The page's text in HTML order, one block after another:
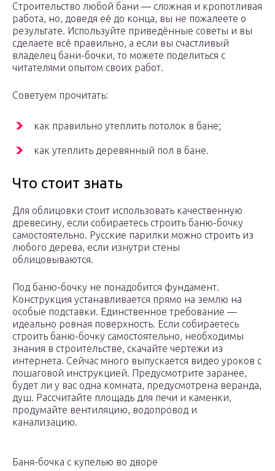
Строительство любой бани — сложная и кропотливая
работа, но, доведя её до конца, вы не пожалеете о
результате. Используйте приведённые советы и вы
сделаете всё правильно, а если вы счастливый
владелец бани-бочки, то можете поделиться с
читателями опытом своих работ.
Советуем прочитать:
как правильно утеплить потолок в бане;
как утеплить деревянный пол в бане.
Что стоит знать
Для облицовки стоит использовать качественную
древесину, если собираетесь строить баню-бочку
самостоятельно. Русские парилки можно строить из
любого дерева, если изнутри стены
облицовываются.
Под баню-бочку не понадобится фундамент.
Конструкция устанавливается прямо на землю на
особые подставки. Единственное требование —
идеально ровная поверхность. Если собираетесь
строить баню-бочку самостоятельно, необходимы
знания в строительстве, скачайте чертежи из
интернета. Сейчас много выпускается видео уроков с
пошаговой инструкцией. Предусмотрите заранее,
будет ли у вас одна комната, предусмотрена веранда,
душ. Рассчитайте площадь для печи и каменки,
продумайте вентиляцию, водопровод и
канализацию.
Баня-бочка с купелью во дворе